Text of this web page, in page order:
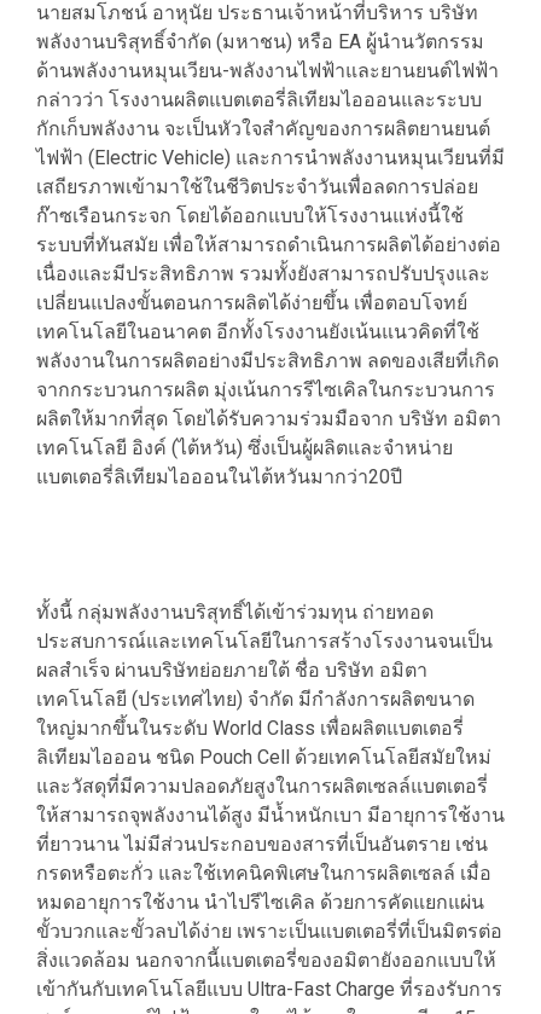
นายสมโภชน์ อาหุนัย ประธานเจ้าหน้าที่บริหาร บริษัท
พลังงานบริสุทธิ์จำกัด (มหาชน) หรือ EA ผู้นำนวัตกรรม
ด้านพลังงานหมุนเวียน-พลังงานไฟฟ้าและยานยนต์ไฟฟ้า
กล่าวว่า โรงงานผลิตแบตเตอรี่ลิเทียมไอออนและระบบ
กักเก็บพลังงาน จะเป็นหัวใจสำคัญของการผลิตยานยนต์
ไฟฟ้า (Electric Vehicle) และการนำพลังงานหมุนเวียนที่มี
เสถียรภาพเข้ามาใช้ในชีวิตประจำวันเพื่อลดการปล่อย
ก๊าซเรือนกระจก โดยได้ออกแบบให้โรงงานแห่งนี้ใช้
ระบบที่ทันสมัย เพื่อให้สามารถดำเนินการผลิตได้อย่างต่อ
เนื่องและมีประสิทธิภาพ รวมทั้งยังสามารถปรับปรุงและ
เปลี่ยนแปลงขั้นตอนการผลิตได้ง่ายขึ้น เพื่อตอบโจทย์
เทคโนโลยีในอนาคต อีกทั้งโรงงานยังเน้นแนวคิดที่ใช้
พลังงานในการผลิตอย่างมีประสิทธิภาพ ลดของเสียที่เกิด
จากกระบวนการผลิต มุ่งเน้นการรีไซเคิลในกระบวนการ
ผลิตให้มากที่สุด โดยได้รับความร่วมมือจาก บริษัท อมิตา
เทคโนโลยี อิงค์ (ไต้หวัน) ซึ่งเป็นผู้ผลิตและจำหน่าย
แบตเตอรี่ลิเทียมไอออนในไต้หวันมากว่า20ปี
ทั้งนี้ กลุ่มพลังงานบริสุทธิ์ได้เข้าร่วมทุน ถ่ายทอด
ประสบการณ์และเทคโนโลยีในการสร้างโรงงานจนเป็น
ผลสำเร็จ ผ่านบริษัทย่อยภายใต้ ชื่อ บริษัท อมิตา
เทคโนโลยี (ประเทศไทย) จำกัด มีกำลังการผลิตขนาด
ใหญ่มากขึ้นในระดับ World Class เพื่อผลิตแบตเตอรี่
ลิเทียมไอออน ชนิด Pouch Cell ด้วยเทคโนโลยีสมัยใหม่
และวัสดุที่มีความปลอดภัยสูงในการผลิตเซลล์แบตเตอรี่
ให้สามารถจุพลังงานได้สูง มีน้ำหนักเบา มีอายุการใช้งาน
ที่ยาวนาน ไม่มีส่วนประกอบของสารที่เป็นอันตราย เช่น
กรดหรือตะกั่ว และใช้เทคนิคพิเศษในการผลิตเซลล์ เมื่อ
หมดอายุการใช้งาน นำไปรีไซเคิล ด้วยการคัดแยกแผ่น
ขั้วบวกและขั้วลบได้ง่าย เพราะเป็นแบตเตอรี่ที่เป็นมิตรต่อ
สิ่งแวดล้อม นอกจากนี้แบตเตอรี่ของอมิตายังออกแบบให้
เข้ากันกับเทคโนโลยีแบบ Ultra-Fast Charge ที่รองรับการ